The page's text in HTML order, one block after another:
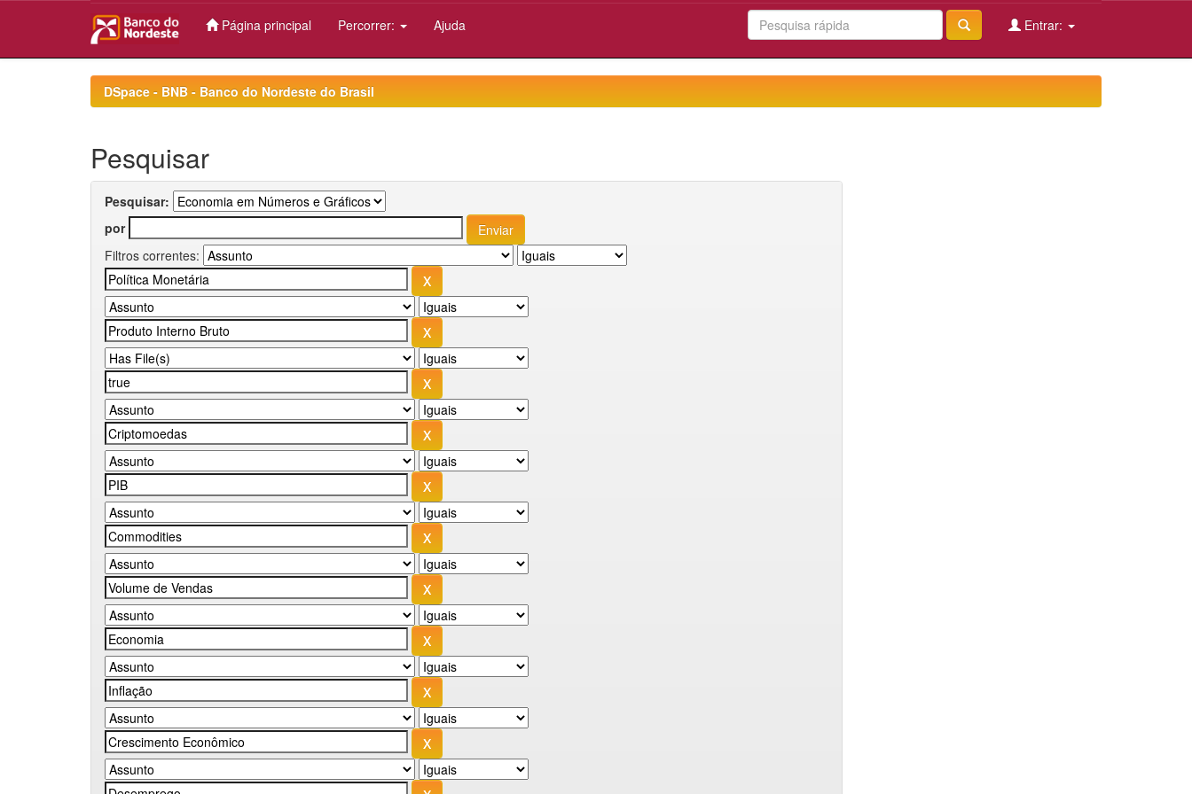
Página principal Percorrer: Ajuda Entrar:
DSpace - BNB - Banco do Nordeste do Brasil
Pesquisar
Pesquisar:
por
Filtros correntes: